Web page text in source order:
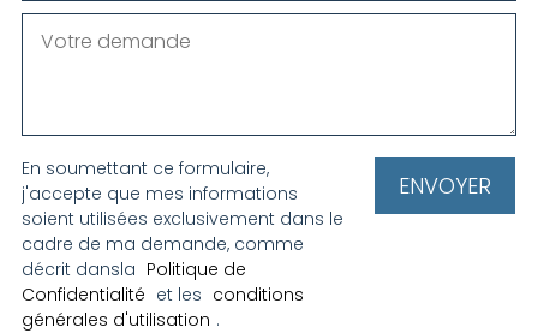
En soumettant ce formulaire,
j'accepte que mes informations
soient utilisées exclusivement dans le
cadre de ma demande, comme
décrit dansla Politique de
Confidentialité et les conditions
générales d'utilisation .